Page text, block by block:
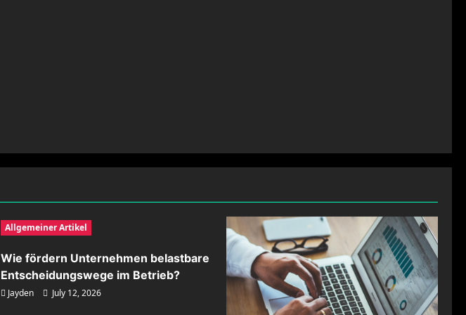
Allgemeiner Artikel
Wie fördern Unternehmen belastbare
Entscheidungswege im Betrieb?
Jayden July 12, 2026